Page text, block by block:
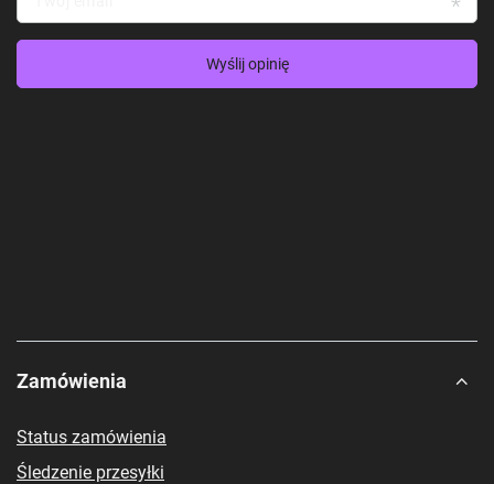
Wyślij opinię
Zamówienia
Status zamówienia
Śledzenie przesyłki